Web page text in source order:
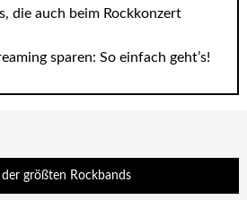
die auch beim Rockkonzert
sparen: So einfach geht’s!
der größten Rockbands